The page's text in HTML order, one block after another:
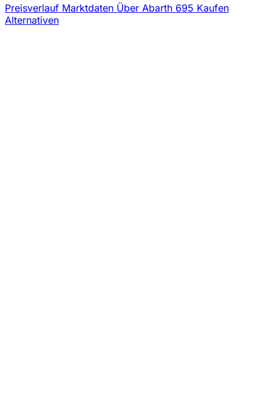
Preisverlauf Marktdaten Über Abarth 695 Kaufen
Alternativen